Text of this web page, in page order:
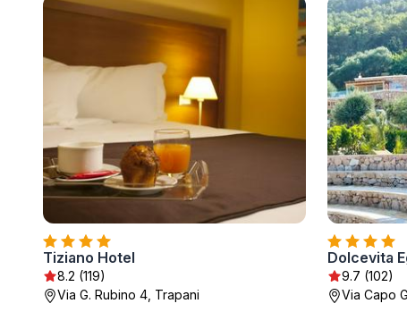
Tiziano Hotel
8.2 (119)
Via G. Rubino 4, Trapani
Dolcevita
9.7 (102)
Via Capo